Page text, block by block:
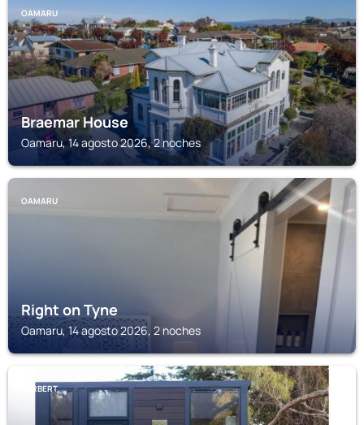
OAMARU
Braemar House
Oamaru, 14 agosto 2026, 2 noches
OAMARU
Right on Tyne
Oamaru, 14 agosto 2026, 2 noches
HERBERT